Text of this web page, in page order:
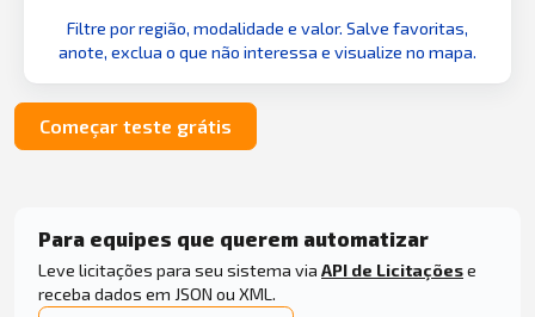
Filtre por região, modalidade e valor. Salve favoritas,
anote, exclua o que não interessa e visualize no mapa.
Começar teste grátis
Para equipes que querem automatizar
Leve licitações para seu sistema via API de Licitaçõese
receba dados em JSON ou XML.